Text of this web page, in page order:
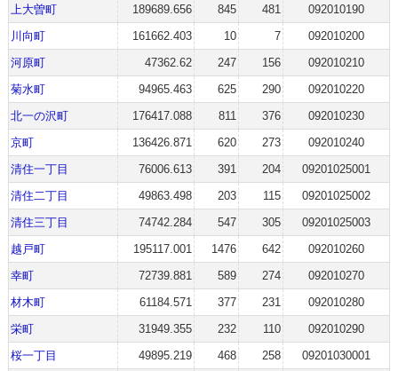
上大曽町
189689.656 845 481
092010190
川向町
161662.403 10 7
092010200
河原町
47362.62 247 156
092010210
菊水町
94965.463 625 290
092010220
北一の沢町
176417.088 811 376
092010230
京町
136426.871 620 273
092010240
清住一丁目
76006.613 391 204
09201025001
清住二丁目
49863.498 203 115
09201025002
清住三丁目
74742.284 547 305
09201025003
越戸町
195117.001 1476 642
092010260
幸町
72739.881 589 274
092010270
材木町
61184.571 377 231
092010280
栄町
31949.355 232 110
092010290
桜一丁目
49895.219 468 258
09201030001